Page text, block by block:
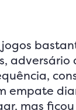
adversário
empate
mas